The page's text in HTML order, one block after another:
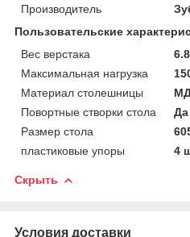
Производитель
Пользовательские
Вес верстака
Максимальная нагрузка
Материал столешницы
Повортные створки стола
Да
Размер стола
пластиковые упоры
4
Скрыть
Условия доставки